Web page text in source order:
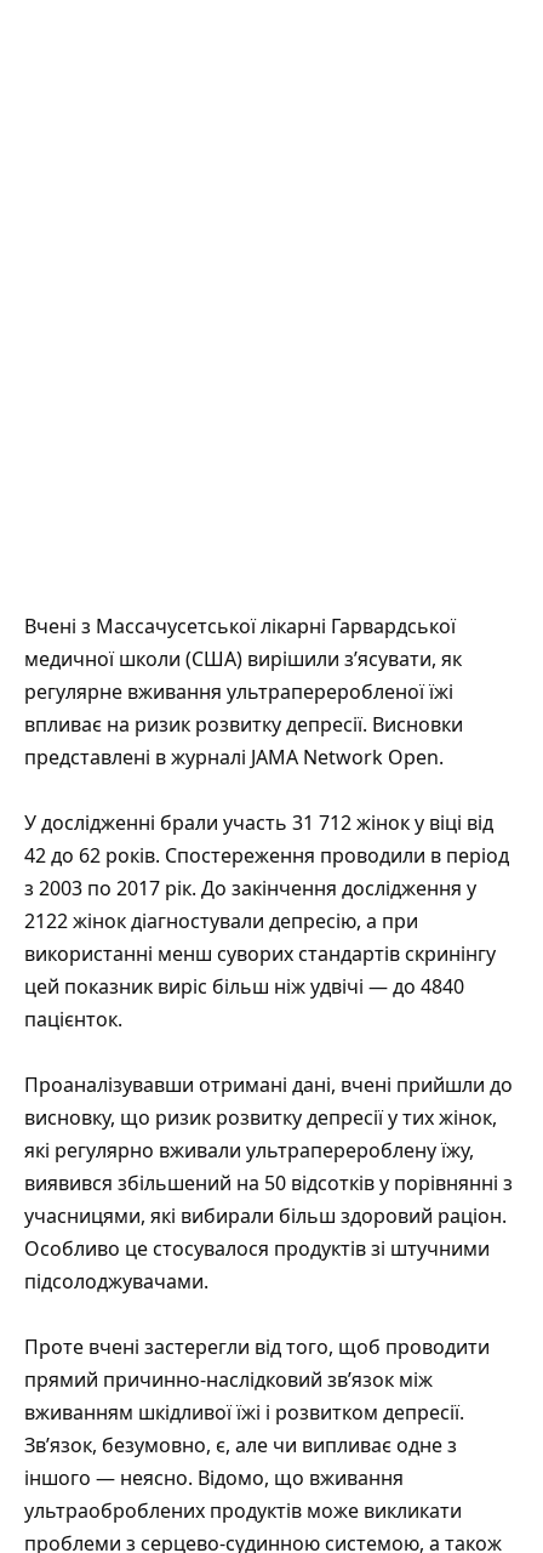
Вчені з Массачусетської лікарні Гарвардської
медичної школи (США) вирішили з’ясувати, як
регулярне вживання ультрапереробленої їжі
впливає на ризик розвитку депресії. Висновки
представлені в журналі JAMA Network Open.
У дослідженні брали участь 31 712 жінок у віці від
42 до 62 років. Спостереження проводили в період
з 2003 по 2017 рік. До закінчення дослідження у
2122 жінок діагностували депресію, а при
використанні менш суворих стандартів скринінгу
цей показник виріс більш ніж удвічі — до 4840
пацієнток.
Проаналізувавши отримані дані, вчені прийшли до
висновку, що ризик розвитку депресії у тих жінок,
які регулярно вживали ультраперероблену їжу,
виявився збільшений на 50 відсотків у порівнянні з
учасницями, які вибирали більш здоровий раціон.
Особливо це стосувалося продуктів зі штучними
підсолоджувачами.
Проте вчені застерегли від того, щоб проводити
прямий причинно-наслідковий зв’язок між
вживанням шкідливої їжі і розвитком депресії.
Зв’язок, безумовно, є, але чи випливає одне з
іншого — неясно. Відомо, що вживання
ультраоброблених продуктів може викликати
проблеми з серцево-судинною системою, а також